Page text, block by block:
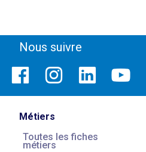
Nous suivre
Métiers
Toutes les fiches
métiers